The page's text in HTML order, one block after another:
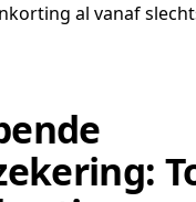
al vanaf